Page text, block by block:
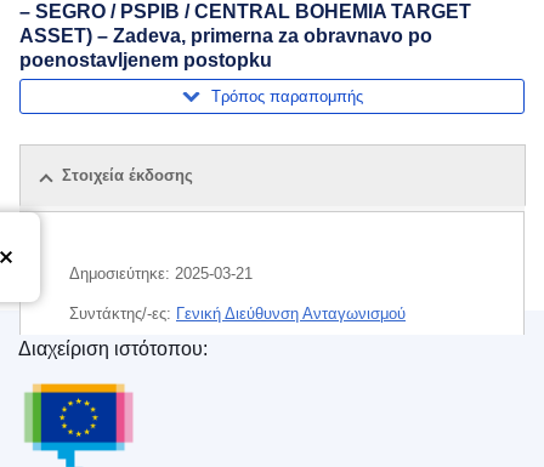
– SEGRO / PSPIB / CENTRAL BOHEMIA TARGET
ASSET) – Zadeva, primerna za obravnavo po
poenostavljenem postopku
Τρόπος παραπομπής
Στοιχεία έκδοσης
Δημοσιεύτηκε: 2025-03-21
Συντάκτης/-ες: Γενική Διεύθυνση Ανταγωνισμού
(Ευρωπαϊκή Επιτροπή
Θέμα:έλεγχος των συγκεντρώσεων
,
διαχείριση υλικού
επενδύσεων
Υπηρεσία Εκδόσεων της Ευρωπαϊκής Ένωσης
Διαχείριση ιστότοπου: